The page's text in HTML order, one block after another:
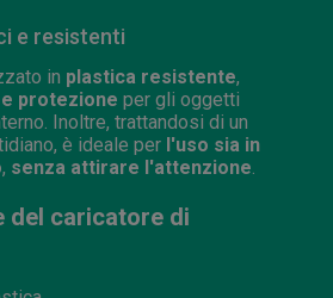
e resistenti
in plastica resistente,
protezione per gli oggetti
Inoltre, trattandosi di un
è ideale per l'uso sia in
, senza attirare l'attenzione
del caricatore di